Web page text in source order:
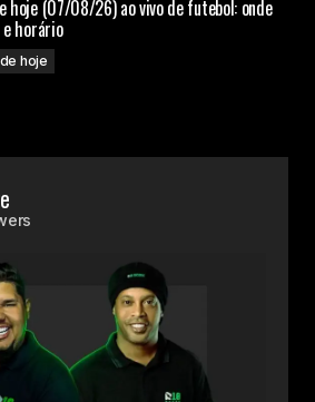
hoje (07/08/26) ao vivo de futebol: onde
horário
hoje